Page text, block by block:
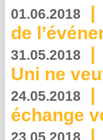
01.06.2018 |
de
31.05.2018 |
Uni ne
24.05.2018 |
échange
|